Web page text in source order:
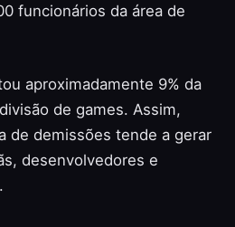
funcionários da área de
aproximadamente 9% da
de games. Assim,
de demissões tende a gerar
desenvolvedores e